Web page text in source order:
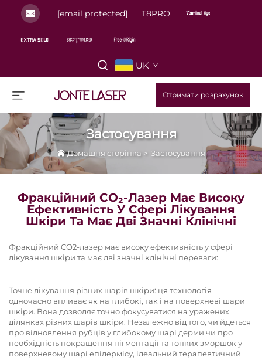
[email protected] T8PRO
UK
Отримати розрахунок
Застосування
Домашня сторінка > Застосування
Фракційний CO₂-Лазер Має Високу
Ефективність У Сфері Лікування
Шкіри Та Має Дві Значні Клінічні
Фракційний CO2-лазер має високу ефективність у сфері
лікування шкіри та має дві значні клінічні переваги:
Точне лікування різних шарів шкіри: ця технологія
одночасно впливає як на глибокі, так і на поверхневі шари
шкіри. Вона дозволяє точно фокусуватися на уражених
ділянках різних шарів шкіри. Незалежно від того, чи йдеться
про відновлення рубців у глибокому шарі дерми чи про
необхідність покращення пігментації та тонких зморшок у
поверхневому шарі епідермісу, ідеальний терапевтичний